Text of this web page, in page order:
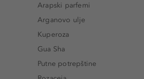
Arapski parfemi
Arganovo ulje
Kuperoza
Gua Sha
Putne potrepštine